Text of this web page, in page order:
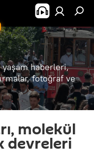
haberleri,
fotoğraf ve
molekül
devreleri